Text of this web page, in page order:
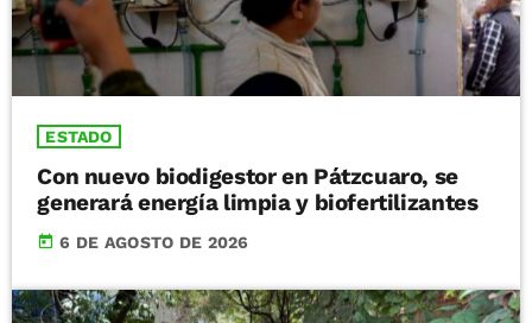
ESTADO
Con nuevo biodigestor en Pátzcuaro, se
generará energía limpia y biofertilizantes
today 6 DE AGOSTO DE 2026